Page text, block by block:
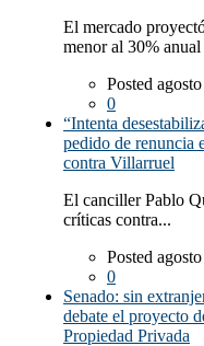
El mercado
menor al 30% anual
Posted
0
“Intenta
pedido de renuncia
contra Villarruel
El canciller Pablo
críticas contra...
Posted
0
Senado: sin
debate el proyecto
Propiedad Privada